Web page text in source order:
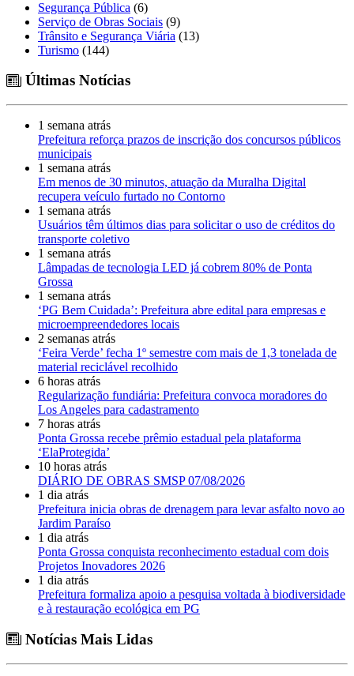
Segurança Pública (6)
Serviço de Obras Sociais (9)
Trânsito e Segurança Viária (13)
Turismo (144)
Últimas Notícias
1 semana atrás
Prefeitura reforça prazos de inscrição dos concursos públicos
municipais
1 semana atrás
Em menos de 30 minutos, atuação da Muralha Digital
recupera veículo furtado no Contorno
1 semana atrás
Usuários têm últimos dias para solicitar o uso de créditos do
transporte coletivo
1 semana atrás
Lâmpadas de tecnologia LED já cobrem 80% de Ponta
Grossa
1 semana atrás
‘PG Bem Cuidada’: Prefeitura abre edital para empresas e
microempreendedores locais
2 semanas atrás
‘Feira Verde’ fecha 1º semestre com mais de 1,3 tonelada de
material reciclável recolhido
6 horas atrás
Regularização fundiária: Prefeitura convoca moradores do
Los Angeles para cadastramento
7 horas atrás
Ponta Grossa recebe prêmio estadual pela plataforma
‘ElaProtegida’
10 horas atrás
DIÁRIO DE OBRAS SMSP 07/08/2026
1 dia atrás
Prefeitura inicia obras de drenagem para levar asfalto novo ao
Jardim Paraíso
1 dia atrás
Ponta Grossa conquista reconhecimento estadual com dois
Projetos Inovadores 2026
1 dia atrás
Prefeitura formaliza apoio a pesquisa voltada à biodiversidade
e à restauração ecológica em PG
Notícias Mais Lidas